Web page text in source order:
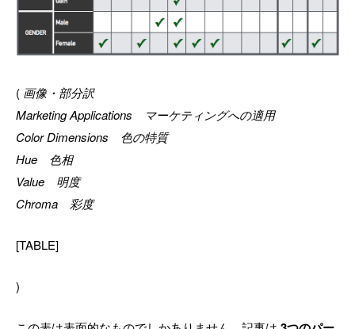
( 画像・部分訳
Marketing Applications マーケティングへの適用
Color Dimensions 色の特質
Hue 色相
Value 明度
Chroma 彩度
[TABLE]
)